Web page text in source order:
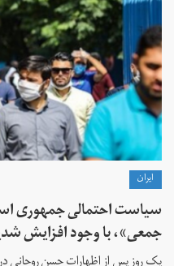
ايران
سیاست احتمالی جمهوری
جمعی»، با وجود افزایش